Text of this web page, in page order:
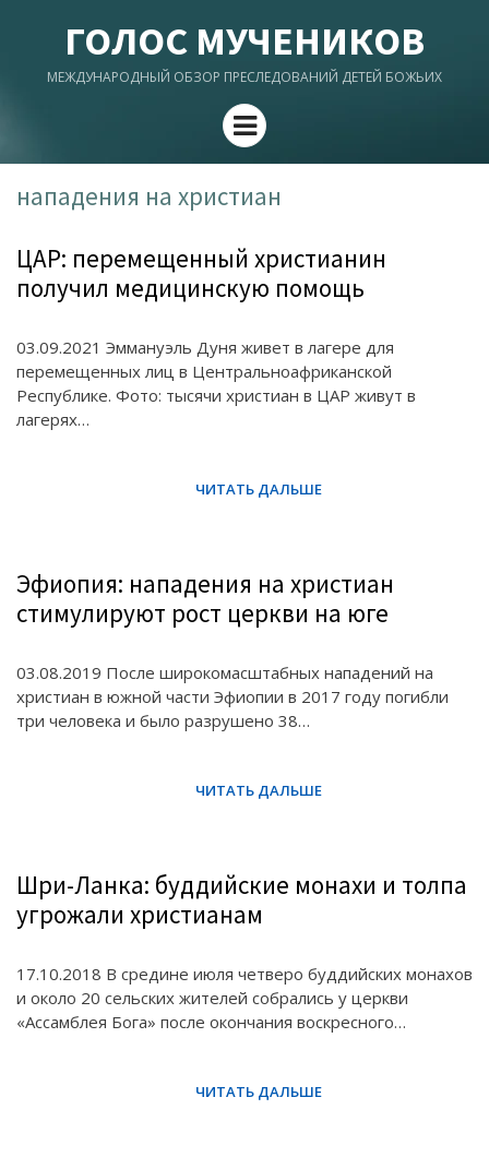
ГОЛОС МУЧЕНИКОВ
МЕЖДУНАРОДНЫЙ ОБЗОР ПРЕСЛЕДОВАНИЙ ДЕТЕЙ БОЖЬИХ
Menu
нападения на христиан
ЦАР: перемещенный христианин
получил медицинскую помощь
03.09.2021 Эммануэль Дуня живет в лагере для
перемещенных лиц в Центральноафриканской
Республике. Фото: тысячи христиан в ЦАР живут в
лагерях…
Эфиопия: нападения на христиан
стимулируют рост церкви на юге
03.08.2019 После широкомасштабных нападений на
христиан в южной части Эфиопии в 2017 году погибли
три человека и было разрушено 38…
Шри-Ланка: буддийские монахи и толпа
угрожали христианам
17.10.2018 В средине июля четверо буддийских монахов
и около 20 сельских жителей собрались у церкви
«Ассамблея Бога» после окончания воскресного…